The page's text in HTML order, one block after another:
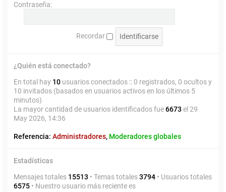
Contraseña:
Recordar
¿Quién está conectado?
En total hay 10 usuarios conectados :: 0 registrados, 0 ocultos y
10 invitados (basados en usuarios activos en los últimos 5
minutos)
La mayor cantidad de usuarios identificados fue6673 el 29
May 2026, 14:36
Referencia: Administradores, Moderadores globales
Estadísticas
Mensajes totales 15513 • Temas totales3794 • Usuarios totales
6575 • Nuestro usuario más reciente es